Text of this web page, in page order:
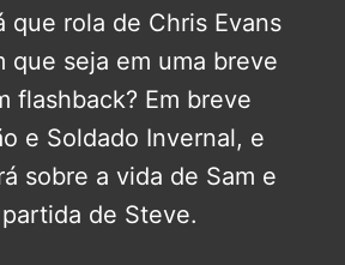
que rola de Chris Evans
que seja em uma breve
flashback? Em breve
e Soldado Invernal, e
sobre a vida de Sam e
de Steve.